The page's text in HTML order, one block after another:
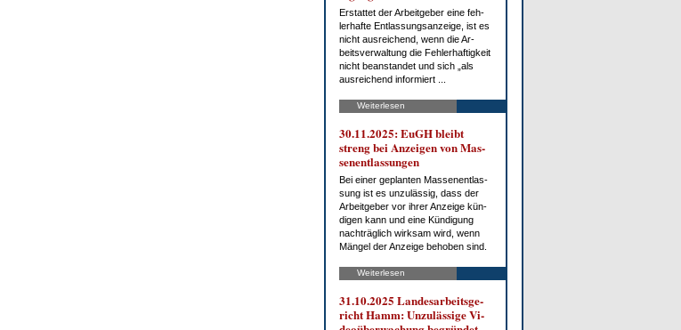
Er­stat­tet der Ar­beit­ge­ber ei­ne feh­
ler­haf­te Ent­las­sungs­an­zei­ge, ist es
nicht aus­rei­chend, wenn die Ar­
beits­ver­wal­tung die Feh­ler­haf­tig­keit
nicht be­an­stan­det und sich „als
aus­rei­chend in­for­miert ...
Weiterlesen
30.11.2025: EuGH bleibt
streng bei An­zei­gen von Mas­
sen­ent­las­sun­gen
Bei ei­ner ge­plan­ten Mas­sen­ent­las­
sung ist es un­zu­läs­sig, dass der
Ar­beit­ge­ber vor ih­rer An­zei­ge kün­
di­gen kann und ei­ne Kün­di­gung
nach­träg­lich wirk­sam wird, wenn
Män­gel der An­zei­ge be­ho­ben sind.
Weiterlesen
31.10.2025 Lan­des­ar­beits­ge­
richt Hamm: Un­zu­läs­si­ge Vi­